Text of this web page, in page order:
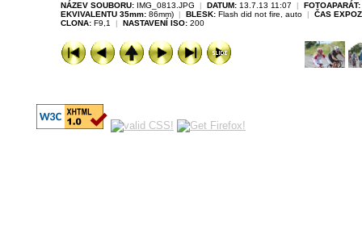
NÁZEV SOUBORU: IMG_0813.JPG | DATUM: 13.7.13 11:07 | FOTOAPARÁT:
EKVIVALENTU 35mm: 86mm) | BLESK: Flash did not fire, auto |
ČAS
CLONA: F9,1 | NASTAVENÍ ISO: 200